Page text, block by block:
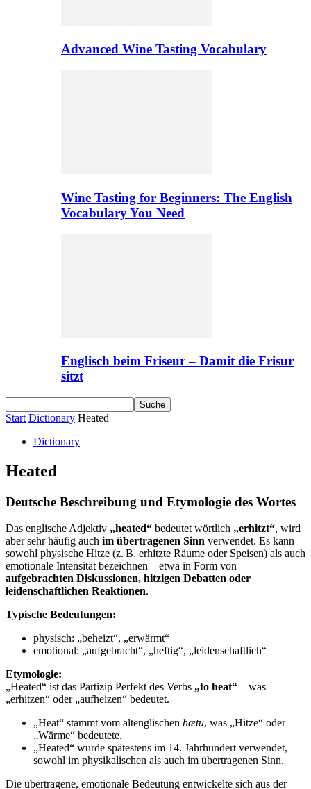
Advanced Wine Tasting Vocabulary
Wine Tasting for Beginners: The English
Vocabulary You Need
Englisch beim Friseur – Damit die Frisur
sitzt
Start Dictionary Heated
Dictionary
Heated
Deutsche Beschreibung und Etymologie des Wortes
Das englische Adjektiv „heated“ bedeutet wörtlich „erhitzt“, wird
aber sehr häufig auch im übertragenen Sinn verwendet. Es kann
sowohl physische Hitze (z. B. erhitzte Räume oder Speisen) als auch
emotionale Intensität bezeichnen – etwa in Form von
aufgebrachten Diskussionen, hitzigen Debatten oder
leidenschaftlichen Reaktionen.
Typische Bedeutungen:
physisch: „beheizt“, „erwärmt“
emotional: „aufgebracht“, „heftig“, „leidenschaftlich“
Etymologie:
„Heated“ ist das Partizip Perfekt des Verbs „to heat“ – was
„erhitzen“ oder „aufheizen“ bedeutet.
„Heat“ stammt vom altenglischen hǣtu, was „Hitze“ oder
„Wärme“ bedeutete.
„Heated“ wurde spätestens im 14. Jahrhundert verwendet,
sowohl im physikalischen als auch im übertragenen Sinn.
Die übertragene, emotionale Bedeutung entwickelte sich aus der